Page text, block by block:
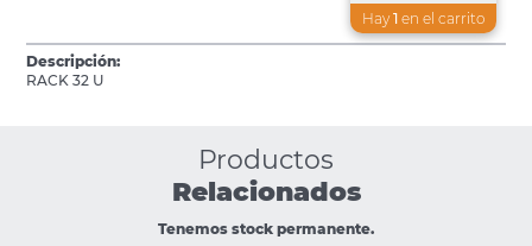
Hay 1en el carrito
Descripción:
RACK 32 U
Productos
Relacionados
Tenemos stock permanente.